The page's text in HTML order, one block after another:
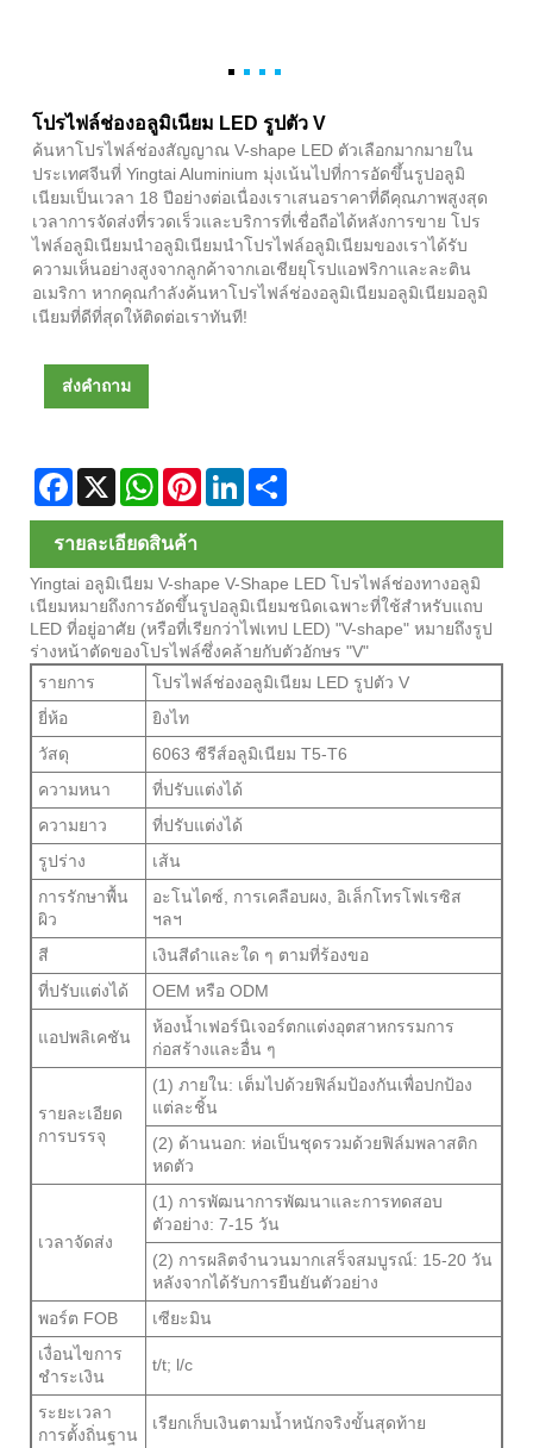
โปรไฟล์ช่องอลูมิเนียม LED รูปตัว V
ค้นหาโปรไฟล์ช่องสัญญาณ V-shape LED ตัวเลือกมากมายใน
ประเทศจีนที่ Yingtai Aluminium มุ่งเน้นไปที่การอัดขึ้นรูปอลูมิ
เนียมเป็นเวลา 18 ปีอย่างต่อเนื่องเราเสนอราคาที่ดีคุณภาพสูงสุด
เวลาการจัดส่งที่รวดเร็วและบริการที่เชื่อถือได้หลังการขาย โปร
ไฟล์อลูมิเนียมนำอลูมิเนียมนำโปรไฟล์อลูมิเนียมของเราได้รับ
ความเห็นอย่างสูงจากลูกค้าจากเอเชียยุโรปแอฟริกาและละติน
อเมริกา หากคุณกำลังค้นหาโปรไฟล์ช่องอลูมิเนียมอลูมิเนียมอลูมิ
เนียมที่ดีที่สุดให้ติดต่อเราทันที!
ส่งคำถาม
Facebook
X WhatsAppPinterestLinkedIn
รายละเอียดสินค้า
Yingtai อลูมิเนียม V-shape V-Shape LED โปรไฟล์ช่องทางอลูมิ
เนียมหมายถึงการอัดขึ้นรูปอลูมิเนียมชนิดเฉพาะที่ใช้สำหรับแถบ
LED ที่อยู่อาศัย (หรือที่เรียกว่าไฟเทป LED) "V-shape" หมายถึงรูป
ร่างหน้าตัดของโปรไฟล์ซึ่งคล้ายกับตัวอักษร "V"
รายการ
โปรไฟล์ช่องอลูมิเนียม LED รูปตัว V
ยี่ห้อ
ยิงไท
วัสดุ
6063 ซีรีส์อลูมิเนียม T5-T6
ความหนา
ที่ปรับแต่งได้
ความยาว
ที่ปรับแต่งได้
รูปร่าง
เส้น
การรักษาพื้น
ผิว
อะโนไดซ์, การเคลือบผง, อิเล็กโทรโฟเรซิส
ฯลฯ
สี
เงินสีดำและใด ๆ ตามที่ร้องขอ
ที่ปรับแต่งได้
OEM หรือ ODM
แอปพลิเคชัน
ห้องน้ำเฟอร์นิเจอร์ตกแต่งอุตสาหกรรมการ
ก่อสร้างและอื่น ๆ
รายละเอียด
การบรรจุ
(1) ภายใน: เต็มไปด้วยฟิล์มป้องกันเพื่อปกป้อง
แต่ละชิ้น
(2) ด้านนอก: ห่อเป็นชุดรวมด้วยฟิล์มพลาสติก
หดตัว
เวลาจัดส่ง
(1) การพัฒนาการพัฒนาและการทดสอบ
ตัวอย่าง: 7-15 วัน
(2) การผลิตจำนวนมากเสร็จสมบูรณ์: 15-20 วัน
หลังจากได้รับการยืนยันตัวอย่าง
พอร์ต FOB
เซียะมิน
เงื่อนไขการ
ชำระเงิน
t/t; l/c
ระยะเวลา
การตั้งถิ่นฐาน
เรียกเก็บเงินตามน้ำหนักจริงขั้นสุดท้าย